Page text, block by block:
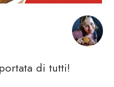
di tutti!